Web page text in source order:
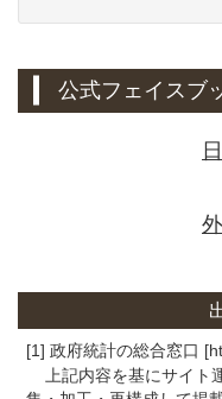
公式フェイスブ
[1] 政府統計の総合窓口
上記内容を基にサイト